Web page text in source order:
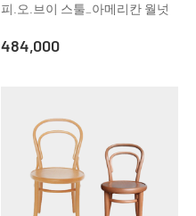
피.오.브이 스툴_아메리칸 월넛
484,000